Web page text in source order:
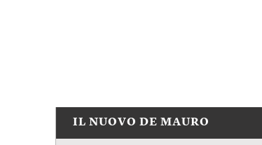
IL NUOVO DE MAURO